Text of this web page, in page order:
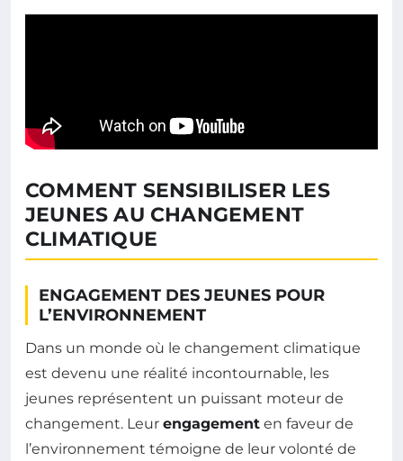
COMMENT SENSIBILISER LES
JEUNES AU CHANGEMENT
CLIMATIQUE
ENGAGEMENT DES JEUNES POUR
L’ENVIRONNEMENT
Dans un monde où le changement climatique
est devenu une réalité incontournable, les
jeunes représentent un puissant moteur de
changement. Leur engagement en faveur de
l’environnement témoigne de leur volonté de